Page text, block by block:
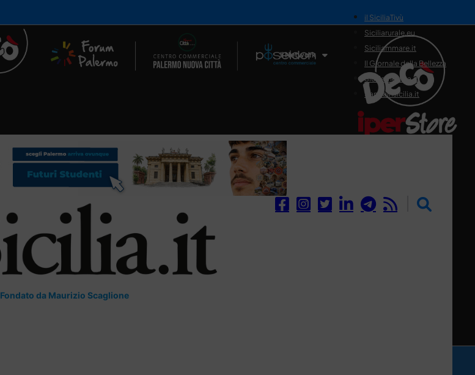
Il Network
il SiciliaTivù
Siciliarurale.eu
Siciliammare.it
Il Giornale della Bellezza
Siciliamedica.it
Sanitainsicilia.it
Fondato da Maurizio Scaglione